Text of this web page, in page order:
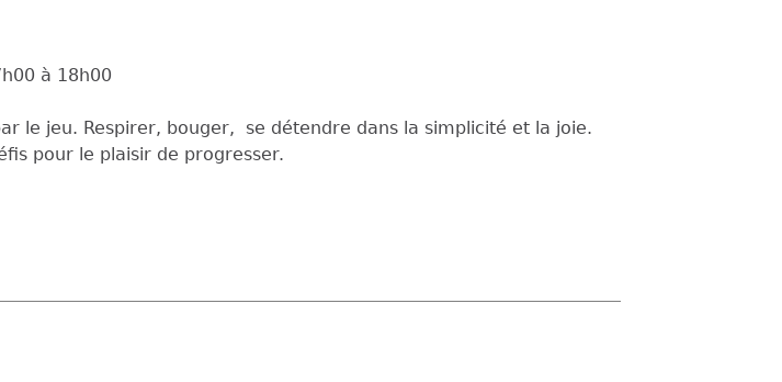
à 18h00
le jeu. Respirer, bouger, se détendre dans la simplicité et la joie.
pour le plaisir de progresser.